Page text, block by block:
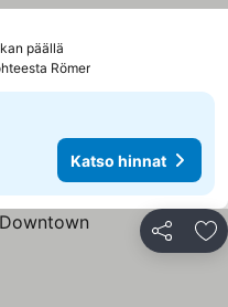
päällä
Römer
Katso hinnat
Jaa